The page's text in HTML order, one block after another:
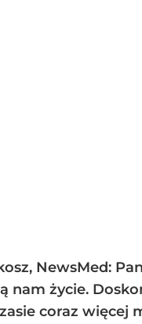
NewsMed:
nam życie.
coraz więcej